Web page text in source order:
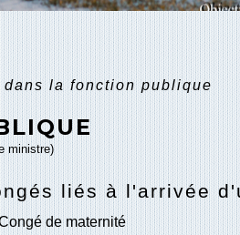
dans la fonction publique
ministre)
liés à l'arrivée
de maternité